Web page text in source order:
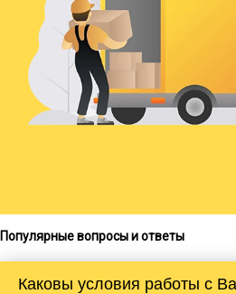
Популярные вопросы и ответы
Каковы условия работы с